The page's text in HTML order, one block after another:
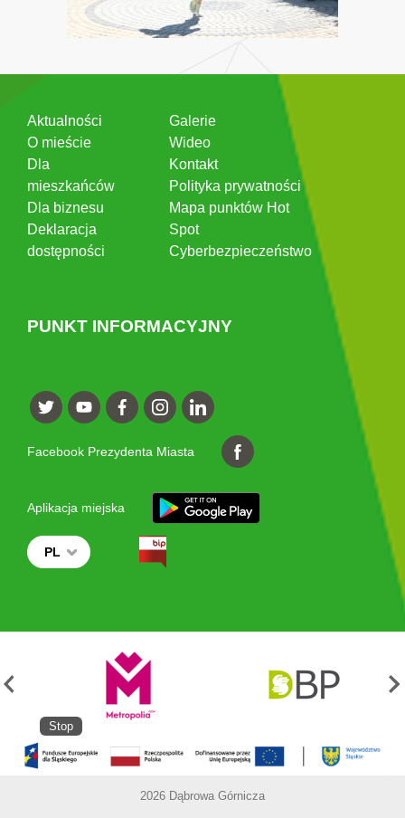
Aktualności
O mieście
Dla
mieszkańców
Dla biznesu
Deklaracja
dostępności
Galerie
Wideo
Kontakt
Polityka prywatności
Mapa punktów Hot
Spot
Cyberbezpieczeństwo
PUNKT INFORMACYJNY
Facebook Prezydenta Miasta
Aplikacja miejska
PL
Stop
2026 Dąbrowa Górnicza